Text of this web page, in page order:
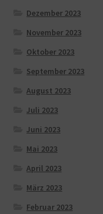
Dezember 2023
November 2023
Oktober 2023
September 2023
August 2023
Juli 2023
Juni 2023
Mai 2023
April 2023
März 2023
Februar 2023